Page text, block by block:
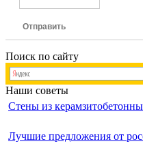
Отправить
Поиск по сайту
Наши советы
Стены из
Лучшие предложения от